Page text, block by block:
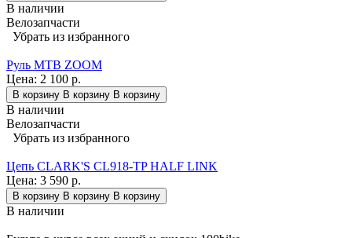
В наличии
Велозапчасти
Убрать из избранного
Руль МТВ ZOOM
Цена: 2 100 р.
В корзину В корзину В корзину
В наличии
Велозапчасти
Убрать из избранного
Цепь CLARK'S CL918-TP HALF LINK
Цена: 3 590 р.
В корзину В корзину В корзину
В наличии